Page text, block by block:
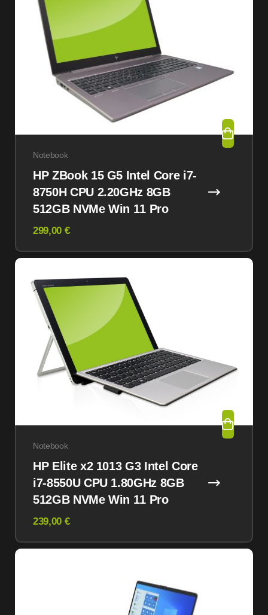
Notebook
HP ZBook 15 G5 Intel Core i7-
8750H CPU 2.20GHz 8GB
512GB NVMe Win 11 Pro
299,00 €
Notebook
HP Elite x2 1013 G3 Intel Core
i7-8550U CPU 1.80GHz 8GB
512GB NVMe Win 11 Pro
239,00 €